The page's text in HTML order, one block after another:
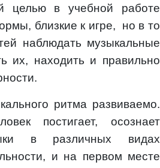
целью в учебной работе
близкие к игре, но в то
наблюдать музыкальные
их, находить и правильно
ритма развиваемо.
постигает, осознает
в различных видах
и на первом месте